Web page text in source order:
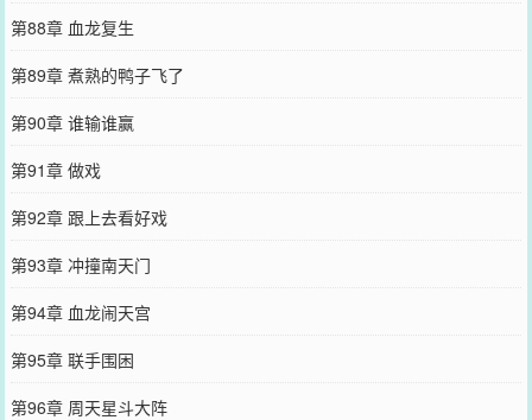
第88章 血龙复生
第89章 煮熟的鸭子飞了
第90章 谁输谁赢
第91章 做戏
第92章 跟上去看好戏
第93章 冲撞南天门
第94章 血龙闹天宫
第95章 联手围困
第96章 周天星斗大阵